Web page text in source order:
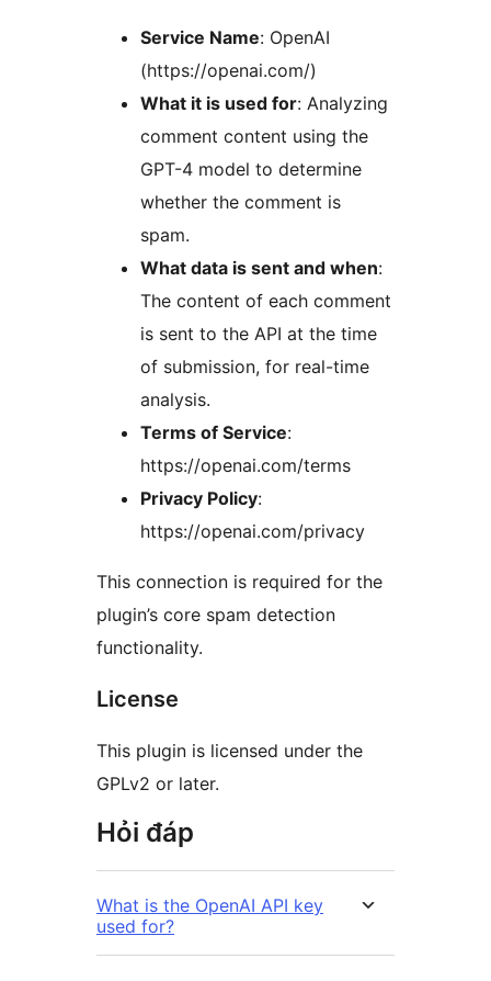
Service Name: OpenAI
(https://openai.com/)
What it is used for: Analyzing
comment content using the
GPT-4 model to determine
whether the comment is
spam.
What data is sent and when:
The content of each comment
is sent to the API at the time
of submission, for real-time
analysis.
Terms of Service:
https://openai.com/terms
Privacy Policy:
https://openai.com/privacy
This connection is required for the
plugin’s core spam detection
functionality.
License
This plugin is licensed under the
GPLv2 or later.
Hỏi đáp
What is the OpenAI API key
used for?